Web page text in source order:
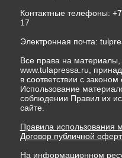
Контактные телефоны:
17
Электронная почта:
Все права на
www.tulapressa.ru,
в соответствии с
Использование
соблюдении Правил их
сайте.
Правила использования
Договор публичной
На информационном